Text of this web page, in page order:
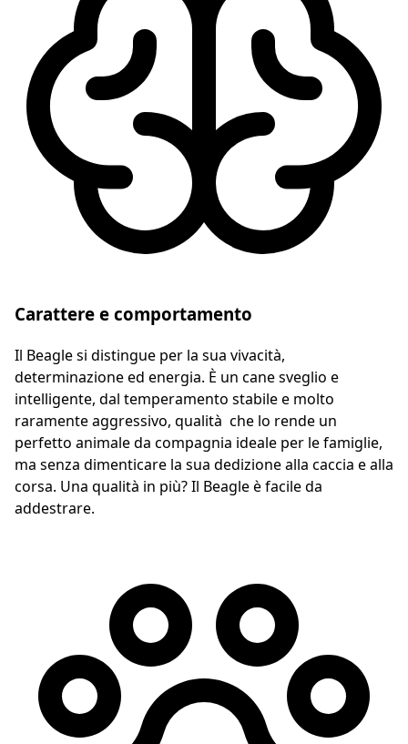
Carattere e comportamento
Il Beagle si distingue per la sua vivacità,
determinazione ed energia. È un cane sveglio e
intelligente, dal temperamento stabile e molto
raramente aggressivo, qualità che lo rende un
perfetto animale da compagnia ideale per le famiglie,
ma senza dimenticare la sua dedizione alla caccia e alla
corsa. Una qualità in più? Il Beagle è facile da
addestrare.